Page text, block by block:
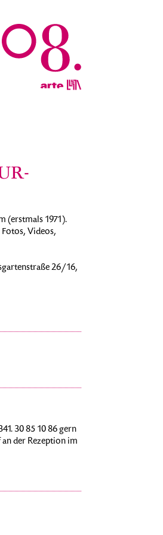
(erstmals 1971).
Videos,
26/16,
30 85 10 86 gern
der Rezeption im